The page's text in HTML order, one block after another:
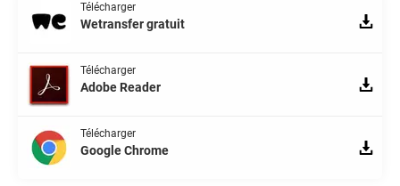
Télécharger
Wetransfer gratuit
Télécharger
Adobe Reader
Télécharger
Google Chrome